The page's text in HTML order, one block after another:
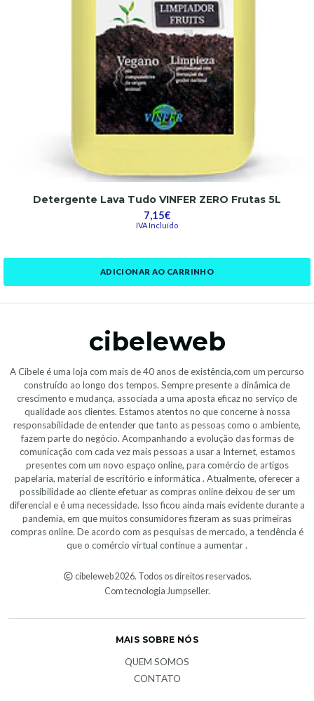
Detergente Lava Tudo VINFER ZERO Frutas 5L
7,15€
IVA Incluído
ADICIONAR AO CARRINHO
cibeleweb
A Cibele é uma loja com mais de 40 anos de existência,com um percurso
construído ao longo dos tempos. Sempre presente a dinâmica de
crescimento e mudança, associada a uma aposta eficaz no serviço de
qualidade aos clientes. Estamos atentos no que concerne à nossa
responsabilidade de entender que tanto as pessoas como o ambiente,
fazem parte do negócio. Acompanhando a evolução das formas de
comunicação com cada vez mais pessoas a usar a Internet, estamos
presentes com um novo espaço online, para comércio de artigos
papelaria, material de escritório e informática . Atualmente, oferecer a
possibilidade ao cliente efetuar as compras online deixou de ser um
diferencial e é uma necessidade. Isso ficou ainda mais evidente durante a
pandemia, em que muitos consumidores fizeram as suas primeiras
compras online. De acordo com as pesquisas de mercado, a tendência é
que o comércio virtual continue a aumentar .
cibeleweb 2026. Todos os direitos reservados.
Com tecnologia Jumpseller.
MAIS SOBRE NÓS
QUEM SOMOS
CONTATO